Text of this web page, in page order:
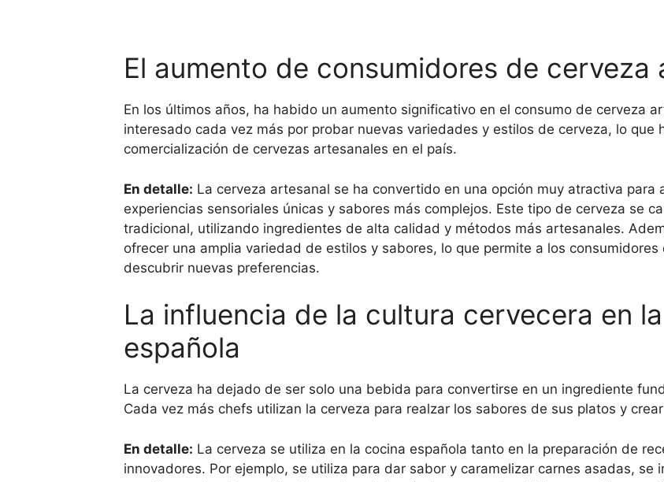
El aumento de consumidores de cerveza
En los últimos años, ha habido un aumento significativo en el consumo de cerveza
interesado cada vez más por probar nuevas variedades y estilos de cerveza, lo que
comercialización de cervezas artesanales en el país.
En detalle: La cerveza artesanal se ha convertido en una opción muy atractiva para
experiencias sensoriales únicas y sabores más complejos. Este tipo de cerveza se
tradicional, utilizando ingredientes de alta calidad y métodos más artesanales.
ofrecer una amplia variedad de estilos y sabores, lo que permite a los
descubrir nuevas preferencias.
La influencia de la cultura cervecera en
española
La cerveza ha dejado de ser solo una bebida para convertirse en un ingrediente
Cada vez más chefs utilizan la cerveza para realzar los sabores de sus platos y
En detalle: La cerveza se utiliza en la cocina española tanto en la preparación de
innovadores. Por ejemplo, se utiliza para dar sabor y caramelizar carnes asadas, se